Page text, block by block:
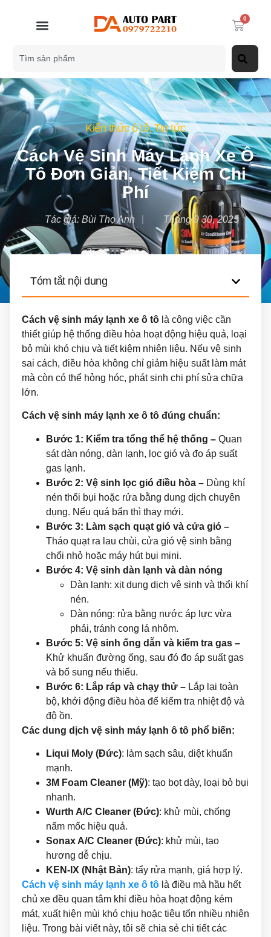
0
Kiến thức ô tô,Tin tức
Cách Vệ Sinh Máy Lạnh Xe Ô
Tô Đơn Giản, Tiết Kiệm Chi
Phí
Tác giả:Bùi Thọ Anh Tháng 9 30, 2025
Tóm tắt nội dung
Cách vệ sinh máy lạnh xe ô tô là công việc cần
thiết giúp hệ thống điều hòa hoạt động hiệu quả, loại
bỏ mùi khó chịu và tiết kiệm nhiên liệu. Nếu vệ sinh
sai cách, điều hòa không chỉ giảm hiệu suất làm mát
mà còn có thể hỏng hóc, phát sinh chi phí sửa chữa
lớn.
Cách vệ sinh máy lạnh xe ô tô đúng chuẩn:
Bước 1: Kiểm tra tổng thể hệ thống – Quan
sát dàn nóng, dàn lạnh, lọc gió và đo áp suất
gas lạnh.
Bước 2: Vệ sinh lọc gió điều hòa – Dùng khí
nén thổi bụi hoặc rửa bằng dung dịch chuyên
dụng. Nếu quá bẩn thì thay mới.
Bước 3: Làm sạch quạt gió và cửa gió –
Tháo quạt ra lau chùi, cửa gió vệ sinh bằng
chổi nhỏ hoặc máy hút bụi mini.
Bước 4: Vệ sinh dàn lạnh và dàn nóng
Dàn lạnh: xịt dung dịch vệ sinh và thổi khí
nén.
Dàn nóng: rửa bằng nước áp lực vừa
phải, tránh cong lá nhôm.
Bước 5: Vệ sinh ống dẫn và kiểm tra gas –
Khử khuẩn đường ống, sau đó đo áp suất gas
và bổ sung nếu thiếu.
Bước 6: Lắp ráp và chạy thử – Lắp lại toàn
bộ, khởi động điều hòa để kiểm tra nhiệt độ và
độ ồn.
Các dung dịch vệ sinh máy lạnh ô tô phổ biến:
Liqui Moly (Đức): làm sạch sâu, diệt khuẩn
mạnh.
3M Foam Cleaner (Mỹ): tạo bọt dày, loại bỏ bụi
nhanh.
Wurth A/C Cleaner (Đức): khử mùi, chống
nấm mốc hiệu quả.
Sonax A/C Cleaner (Đức): khử mùi, tạo
hương dễ chịu.
KEN-IX (Nhật Bản): tẩy rửa mạnh, giá hợp lý.
Cách vệ sinh máy lạnh xe ô tô là điều mà hầu hết
chủ xe đều quan tâm khi điều hòa hoạt động kém
mát, xuất hiện mùi khó chịu hoặc tiêu tốn nhiều nhiên
liệu. Trong bài viết này, tôi sẽ chia sẻ chi tiết các